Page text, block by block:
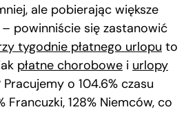
ale pobierając większe
powinniście się zastanowić
tygodnie płatnego urlopu to
płatne chorobowe i urlopy
Pracujemy o 104.6% czasu
Francuzki, 128% Niemców, co